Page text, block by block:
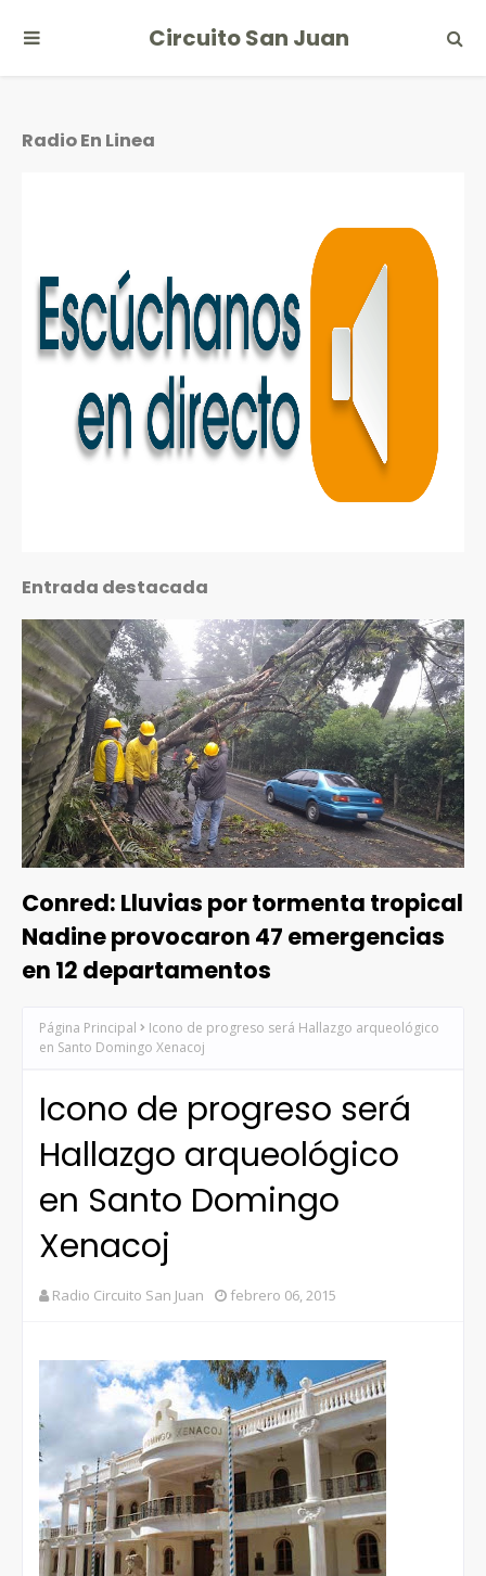
Circuito San Juan
Radio En Linea
Entrada destacada
Conred: Lluvias por tormenta tropical
Nadine provocaron 47 emergencias
en 12 departamentos
Página Principal
Icono de progreso será Hallazgo arqueológico
en Santo Domingo Xenacoj
Icono de progreso será
Hallazgo arqueológico
en Santo Domingo
Xenacoj
Radio Circuito San Juan febrero 06, 2015